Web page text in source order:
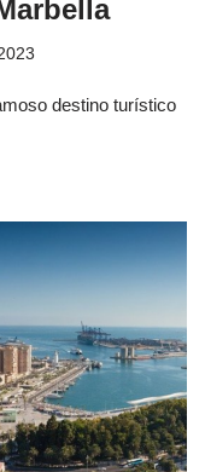
destino turístico